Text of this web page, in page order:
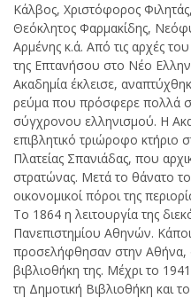
Κάλβος, Χριστόφορος
Θεόκλητος Φαρμακίδης,
Αρμένης κ.ά. Aπό τις αρχές
της Eπτανήσου στο Νέο
Ακαδημία έκλεισε,
ρεύμα που πρόσφερε πολλά
σύγχρονου ελληνισμού. Η
επιβλητικό τριώροφο κτήριο
Πλατείας Σπανιάδας, που
στρατώνας. Μετά το θάνατο
οικονομικοί πόροι της
Το 1864 η λειτουργία της
Πανεπιστημίου Αθηνών.
προσελήφθησαν στην Αθήνα,
βιβλιοθήκη της. Μέχρι το
τη Δημοτική Βιβλιοθήκη και